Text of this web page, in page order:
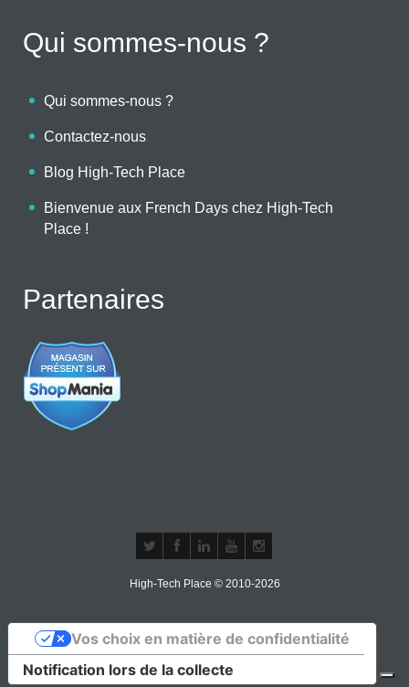
Qui sommes-nous ?
Qui sommes-nous ?
Contactez-nous
Blog High-Tech Place
Bienvenue aux French Days chez High-Tech
Place !
Partenaires
High-Tech Place © 2010-2026
Notification lors de la collecte
Vos choix en matière de confidentialité